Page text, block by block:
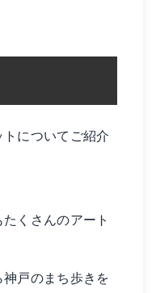
についてご紹介
くさんのアート
戸のまち歩きを